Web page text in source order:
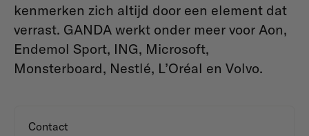
kenmerken zich altijd door een element dat
verrast. GANDA werkt onder meer voor Aon,
Endemol Sport, ING, Microsoft,
Monsterboard, Nestlé, L’Oréal en Volvo.
Contact